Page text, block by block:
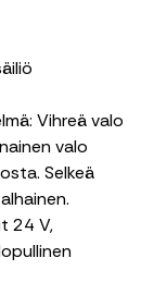
Vihreä valo
valo
Selkeä
24 V,